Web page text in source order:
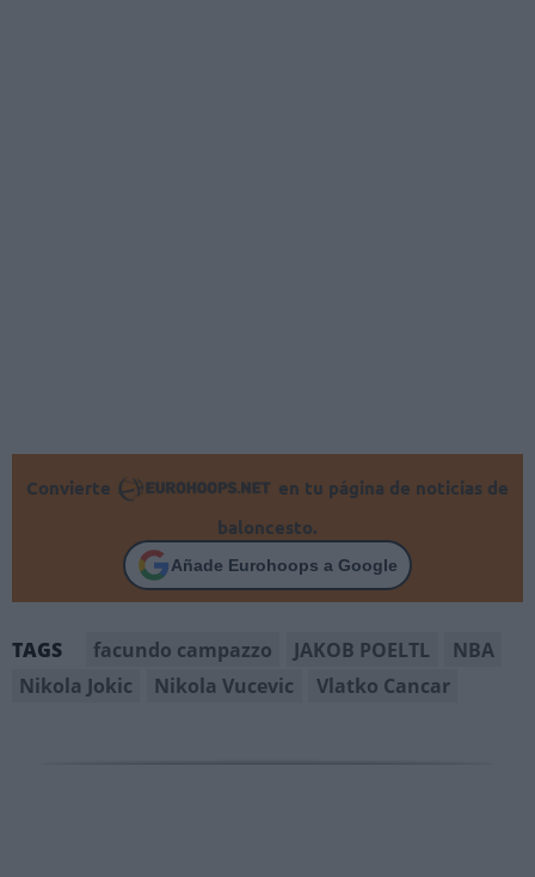
Convierte
en tu página de noticias de
baloncesto.
Añade Eurohoops a Google
TAGS facundo campazzo JAKOB POELTL
NBA
Nikola Jokic
Nikola Vucevic Vlatko Cancar